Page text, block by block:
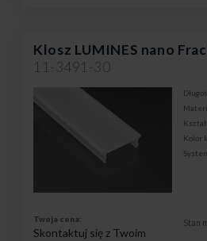
Klosz LUMINES nano
11-3491-30
Kolor
Twoja cena:
Skontaktuj się z Twoim
Stan